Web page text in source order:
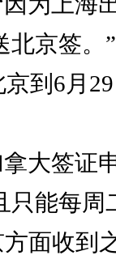
北京签。”
到6月
大签证
能每周
面收到